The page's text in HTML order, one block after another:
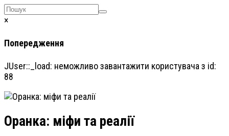
×
Попередження
JUser::_load: неможливо завантажити користувача з id:
88
Оранка: міфи та реалії